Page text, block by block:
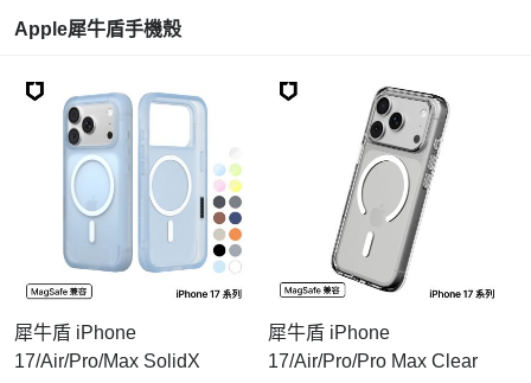
Apple犀牛盾手機殼
犀牛盾 iPhone
17/Air/Pro/Max SolidX
犀牛盾 iPhone
17/Air/Pro/Pro Max Clear